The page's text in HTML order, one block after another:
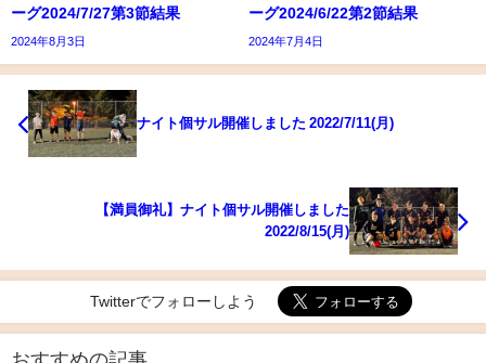
ーグ2024/7/27第3節結果
2024年8月3日
ーグ2024/6/22第2節結果
2024年7月4日
ナイト個サル開催しました 2022/7/11(月)
【満員御礼】ナイト個サル開催しました
2022/8/15(月)
Twitterでフォローしよう